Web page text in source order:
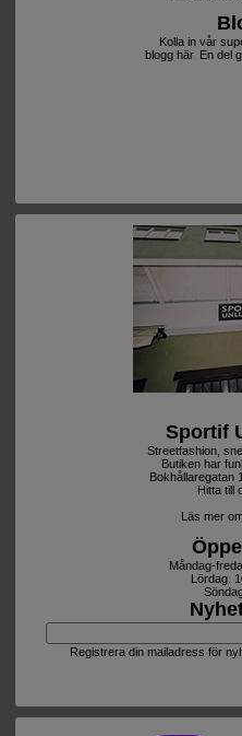
Kolla in vår
blogg här. En del
Sportif
Streetfashion,
Butiken har
Bokhållaregatan
Hitta till
Läs mer
Måndag-
Lördag:
Registrera din mailadress för